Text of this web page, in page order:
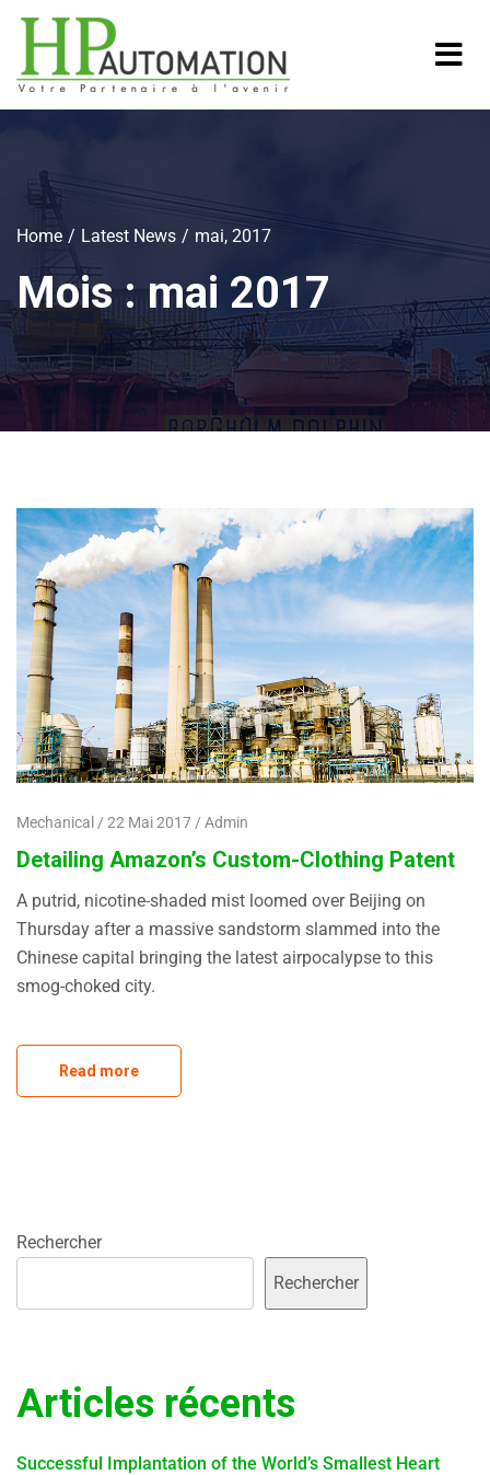
Home Latest News mai, 2017
Mois : mai 2017
Mechanical 22 Mai 2017 Admin
Detailing Amazon’s Custom-Clothing Patent
A putrid, nicotine-shaded mist loomed over Beijing on
Thursday after a massive sandstorm slammed into the
Chinese capital bringing the latest airpocalypse to this
smog-choked city.
Read more
Rechercher
Rechercher
Articles récents
Successful Implantation of the World’s Smallest Heart